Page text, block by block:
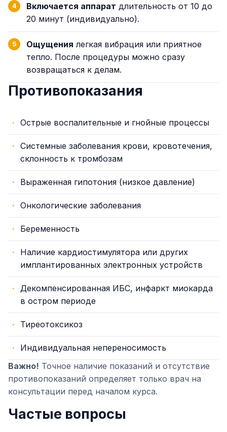
Включается аппарат длительность от 10 до
20 минут (индивидуально).
Ощущения легкая вибрация или приятное
тепло. После процедуры можно сразу
возвращаться к делам.
Противопоказания
Острые воспалительные и гнойные процессы
Системные заболевания крови, кровотечения,
склонность к тромбозам
Выраженная гипотония (низкое давление)
Онкологические заболевания
Беременность
Наличие кардиостимулятора или других
имплантированных электронных устройств
Декомпенсированная ИБС, инфаркт миокарда
в остром периоде
Тиреотоксикоз
Индивидуальная непереносимость
Важно! Точное наличие показаний и отсутствие
противопоказаний определяет только врач на
консультации перед началом курса.
Частые вопросы